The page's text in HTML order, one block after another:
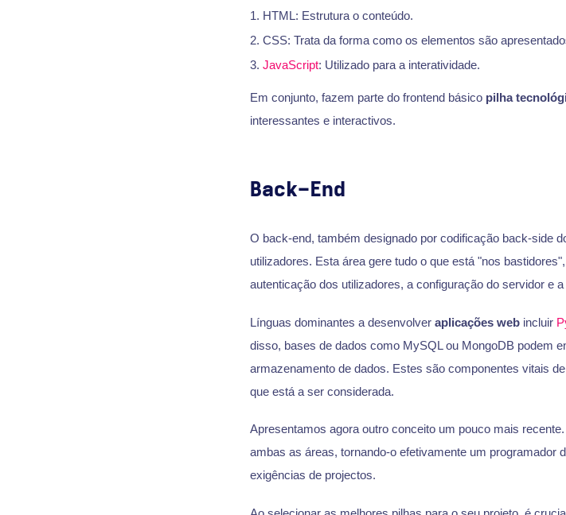
HTML: Estrutura o conteúdo.
CSS: Trata da forma como os elementos são
JavaScript: Utilizado para a interatividade.
Em conjunto, fazem parte do frontend básico pilha
interessantes e interactivos.
Back-End
O back-end, também designado por codificação back-side
utilizadores. Esta área gere tudo o que está "nos
autenticação dos utilizadores, a configuração do servidor e
Línguas dominantes a desenvolver aplicações webincluir
disso, bases de dados como MySQL ou MongoDB podem
armazenamento de dados. Estes são componentes vitais
que está a ser considerada.
Apresentamos agora outro conceito um pouco mais recente.
ambas as áreas, tornando-o efetivamente um programador
exigências de projectos.